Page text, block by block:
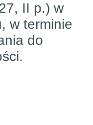
II p.) w
w terminie
do